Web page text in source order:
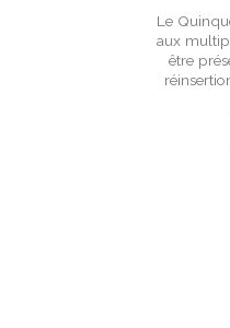
Le
aux
être